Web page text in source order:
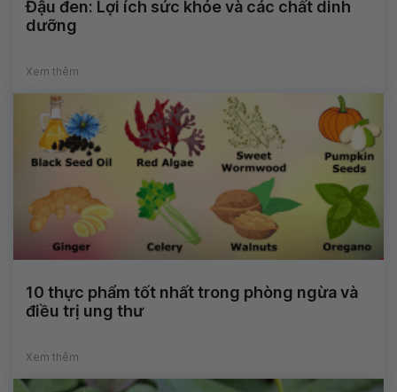
Đậu đen: Lợi ích sức khỏe và các chất dinh
dưỡng
Xem thêm
10 thực phẩm tốt nhất trong phòng ngừa và
điều trị ung thư
Xem thêm